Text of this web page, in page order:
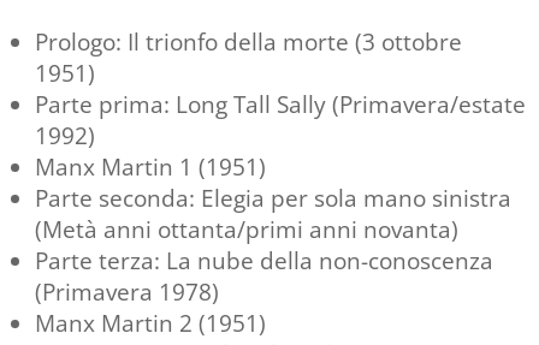
Prologo: Il trionfo della morte (3 ottobre
1951)
Parte prima: Long Tall Sally (Primavera/estate
1992)
Manx Martin 1 (1951)
Parte seconda: Elegia per sola mano sinistra
(Metà anni ottanta/primi anni novanta)
Parte terza: La nube della non-conoscenza
(Primavera 1978)
Manx Martin 2 (1951)